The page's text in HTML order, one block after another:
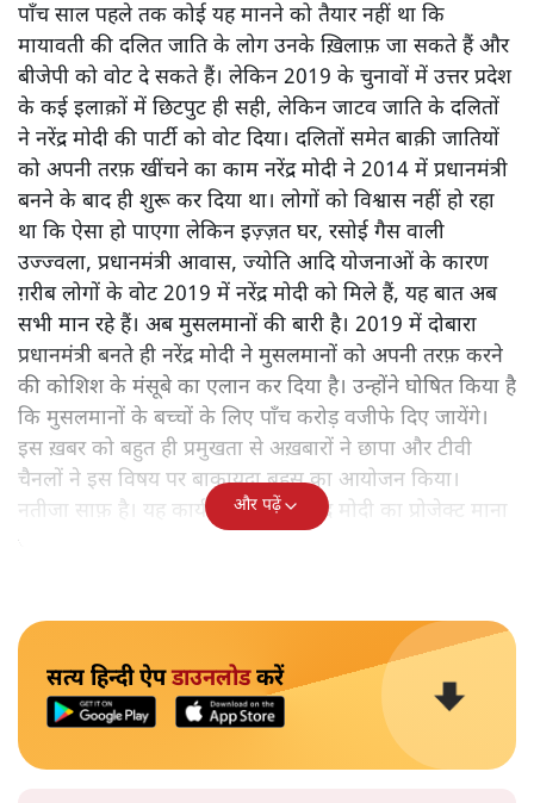
पाँच साल पहले तक कोई यह मानने को तैयार नहीं था कि
मायावती की दलित जाति के लोग उनके ख़िलाफ़ जा सकते हैं और
बीजेपी को वोट दे सकते हैं। लेकिन 2019 के चुनावों में उत्तर प्रदेश
के कई इलाक़ों में छिटपुट ही सही, लेकिन जाटव जाति के दलितों
ने नरेंद्र मोदी की पार्टी को वोट दिया। दलितों समेत बाक़ी जातियों
को अपनी तरफ़ खींचने का काम नरेंद्र मोदी ने 2014 में प्रधानमंत्री
बनने के बाद ही शुरू कर दिया था। लोगों को विश्वास नहीं हो रहा
था कि ऐसा हो पाएगा लेकिन इज़्ज़त घर, रसोई गैस वाली
उज्ज्वला, प्रधानमंत्री आवास, ज्योति आदि योजनाओं के कारण
ग़रीब लोगों के वोट 2019 में नरेंद्र मोदी को मिले हैं, यह बात अब
सभी मान रहे हैं। अब मुसलमानों की बारी है। 2019 में दोबारा
प्रधानमंत्री बनते ही नरेंद्र मोदी ने मुसलमानों को अपनी तरफ़ करने
की कोशिश के मंसूबे का एलान कर दिया है। उन्होंने घोषित किया है
कि मुसलमानों के बच्चों के लिए पाँच करोड़ वजीफे दिए जायेंगे।
इस ख़बर को बहुत ही प्रमुखता से अख़बारों ने छापा और टीवी
चैनलों ने इस विषय पर बाकायदा बहस का आयोजन किया।
नतीजा साफ़ है। यह कार्यक्रम भी अब नरेंद्र मोदी का प्रोजेक्ट माना
जाएगा।
और पढ़ें
सत्य हिन्दी ऐपडाउनलोडकरें